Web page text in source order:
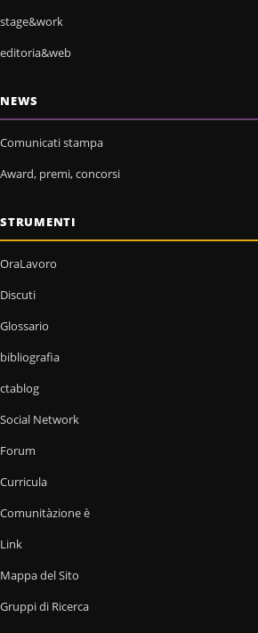
stage&work
editoria&web
NEWS
Comunicati stampa
Award, premi, concorsi
STRUMENTI
OraLavoro
Discuti
Glossario
bibliografia
ctablog
Social Network
Forum
Curricula
Comunitàzione è
Link
Mappa del Sito
Gruppi di Ricerca